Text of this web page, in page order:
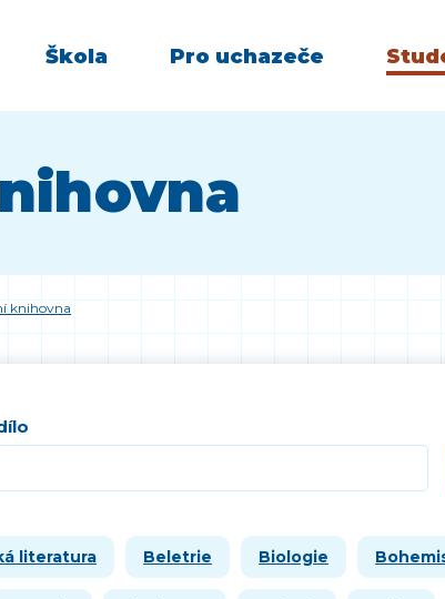
Škola Pro uchazeče
knihovna
literatura Beletrie Biologie